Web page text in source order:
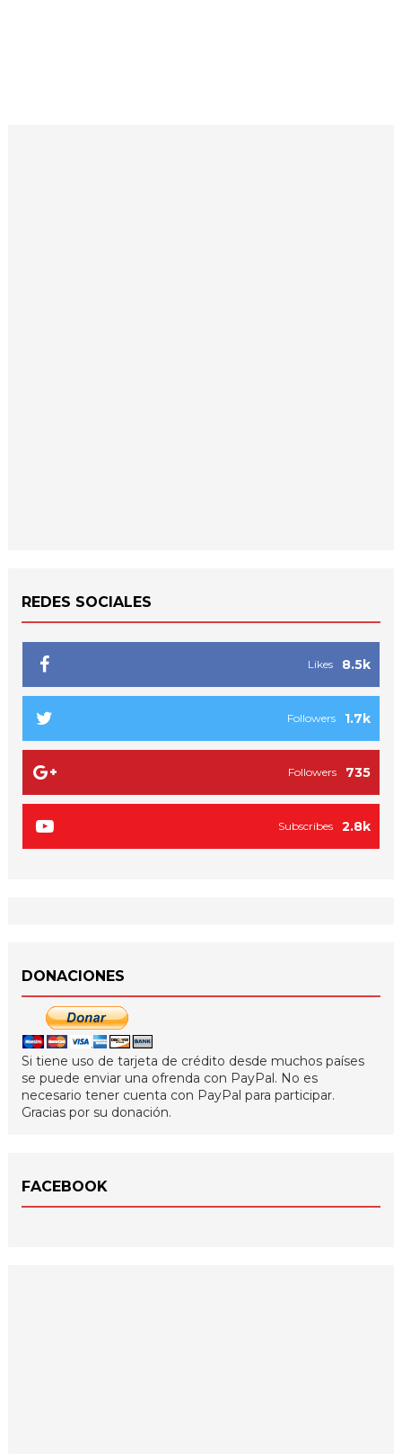
REDES SOCIALES
8.5k
Likes
1.7k
Followers
735
Followers
2.8k
Subscribes
DONACIONES
Si tiene uso de tarjeta de crédito desde muchos países
se puede enviar una ofrenda con PayPal. No es
necesario tener cuenta con PayPal para participar.
Gracias por su donación.
FACEBOOK